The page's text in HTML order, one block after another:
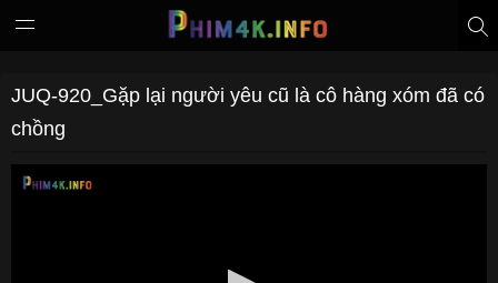
JUQ-920_Gặp lại người yêu cũ là cô hàng xóm đã có
chồng